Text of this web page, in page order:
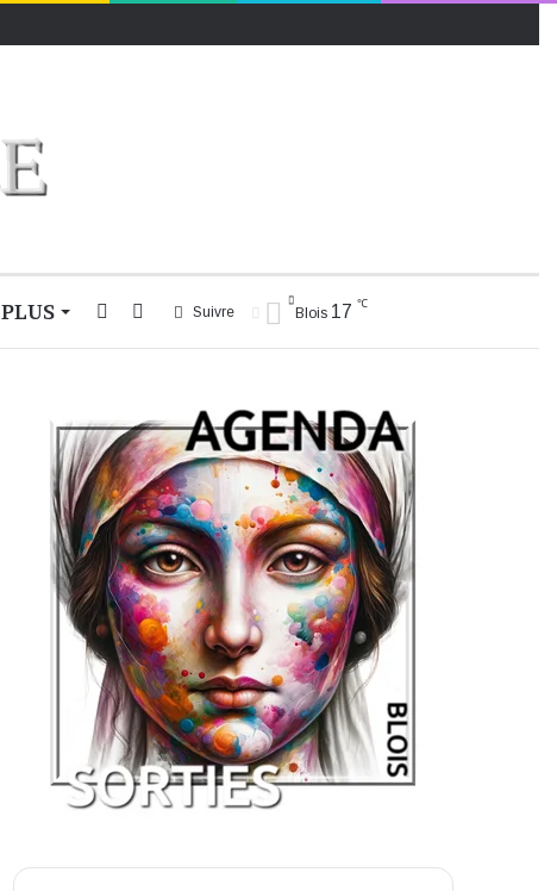
PLUS Blois 17 ℃
Suivre
Switch
Rechercher